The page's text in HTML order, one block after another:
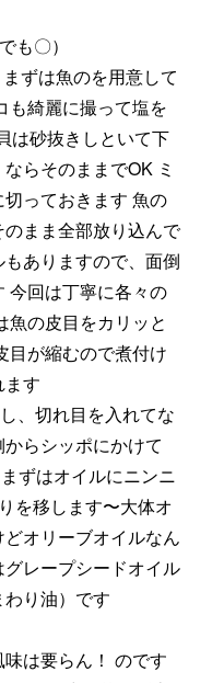
も〇）
ずは魚のを用意して
も綺麗に撮って塩を
は砂抜きしといて下
らそのままでOK ミ
っておきます 魚の
まま全部放り込んで
ありますので、面倒
今回は丁寧に各々の
魚の皮目をカリッと
目が縮むので煮付け
す
、切れ目を入れてな
らシッポにかけて
ずはオイルにニンニ
を移します〜大体オ
オリーブオイルなん
レープシードオイル
り油）です
は要らん！ のです